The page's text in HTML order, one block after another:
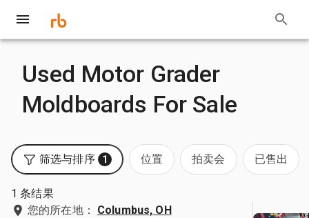
Used Motor Grader
Moldboards For Sale
筛选与排序 1 位置 拍卖会 已售出
1 条结果
您的所在地：
Columbus, OH